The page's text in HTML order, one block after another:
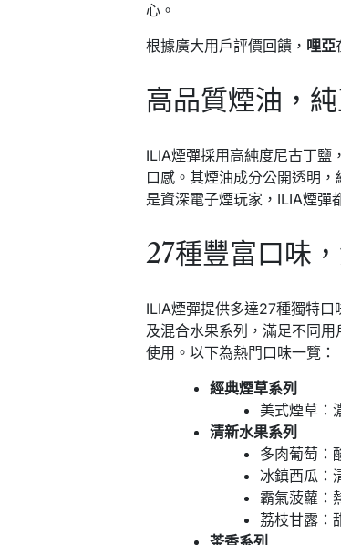
心。
根據廣大用戶評價回饋， 哩亞
高品質煙油，
ILIA煙彈採用高純度尼古丁鹽
口感。其煙油成分公開透明
是資深電子煙玩家，ILIA煙彈
27種豐富口味
ILIA煙彈提供多達27種獨特
及混合水果系列，滿足不同
使用。以下為熱門口味一覽：
經典煙草系列
美式煙草：
清新水果系列
多肉葡萄：
冰鎮西瓜：
霸氣菠蘿：
荔枝甘露：